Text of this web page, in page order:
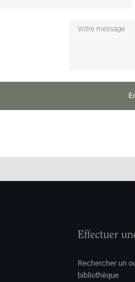
Effectuer
Rechercher un
bibliothèque